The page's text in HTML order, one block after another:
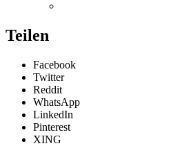
Teilen
Facebook
Twitter
Reddit
WhatsApp
LinkedIn
Pinterest
XING